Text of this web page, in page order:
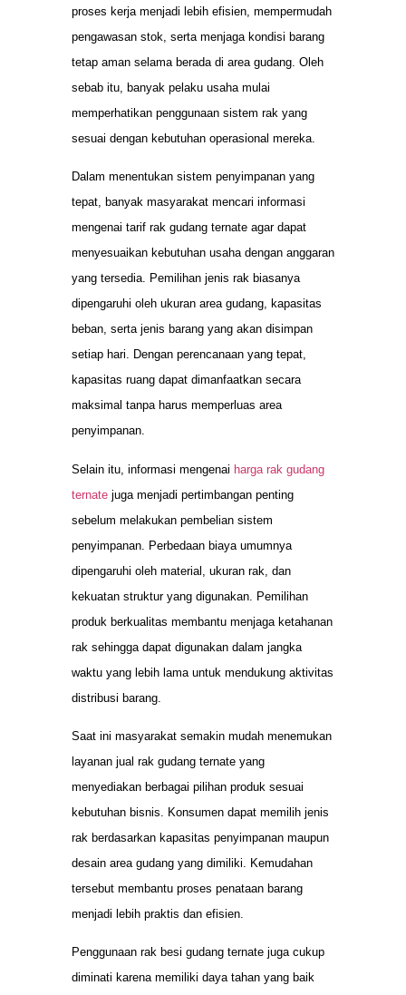
proses kerja menjadi lebih efisien, mempermudah
pengawasan stok, serta menjaga kondisi barang
tetap aman selama berada di area gudang. Oleh
sebab itu, banyak pelaku usaha mulai
memperhatikan penggunaan sistem rak yang
sesuai dengan kebutuhan operasional mereka.
Dalam menentukan sistem penyimpanan yang
tepat, banyak masyarakat mencari informasi
mengenai tarif rak gudang ternate agar dapat
menyesuaikan kebutuhan usaha dengan anggaran
yang tersedia. Pemilihan jenis rak biasanya
dipengaruhi oleh ukuran area gudang, kapasitas
beban, serta jenis barang yang akan disimpan
setiap hari. Dengan perencanaan yang tepat,
kapasitas ruang dapat dimanfaatkan secara
maksimal tanpa harus memperluas area
penyimpanan.
Selain itu, informasi mengenai harga rak gudang
ternate juga menjadi pertimbangan penting
sebelum melakukan pembelian sistem
penyimpanan. Perbedaan biaya umumnya
dipengaruhi oleh material, ukuran rak, dan
kekuatan struktur yang digunakan. Pemilihan
produk berkualitas membantu menjaga ketahanan
rak sehingga dapat digunakan dalam jangka
waktu yang lebih lama untuk mendukung aktivitas
distribusi barang.
Saat ini masyarakat semakin mudah menemukan
layanan jual rak gudang ternate yang
menyediakan berbagai pilihan produk sesuai
kebutuhan bisnis. Konsumen dapat memilih jenis
rak berdasarkan kapasitas penyimpanan maupun
desain area gudang yang dimiliki. Kemudahan
tersebut membantu proses penataan barang
menjadi lebih praktis dan efisien.
Penggunaan rak besi gudang ternate juga cukup
diminati karena memiliki daya tahan yang baik